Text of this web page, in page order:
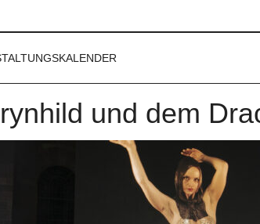
und dem